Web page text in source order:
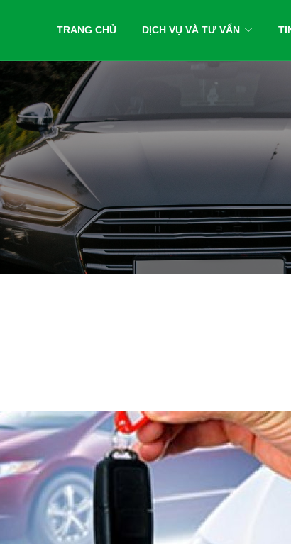
TRANG CHỦ DỊCH VỤ VÀ TƯ VẤN